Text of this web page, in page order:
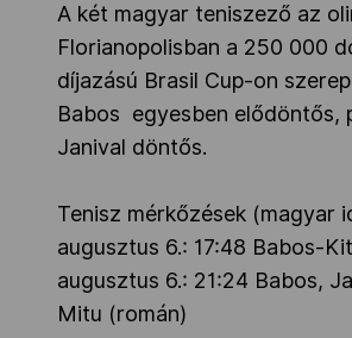
A két magyar teniszező az
Florianopolisban a 250 000
díjazású Brasil Cup-on
Babos egyesben elődöntős,
Janival döntős.
Tenisz mérkőzések (magyar
augusztus 6.: 17:48 Babos-
augusztus 6.: 21:24 Babos,
Mitu (román)